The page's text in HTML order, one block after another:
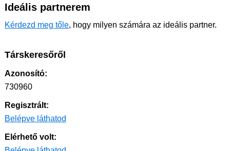
Ideális partnerem
Kérdezd meg tőle, hogy milyen számára az ideális partner.
Társkeresőről
Azonosító:
730960
Regisztrált:
Belépve láthatod
Elérhető volt: